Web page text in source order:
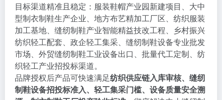
目标渠道精准且稳定：服装鞋帽产业园新建项目、大中
型制衣制鞋生产企业、地方布艺精加工厂区、纺织服装
加工基地、缝纫制鞋产业智能精益技改工程、乡村振兴
纺织轻工配套、政企轻工集采、缝纫制鞋设备专业批发
市场、外贸缝纫制鞋工业设备出口、批量代工定制、纺
织轻工产业招投标渠道。
品牌授权后产品可快速满足纺织供应链入库审核、缝纫
制鞋设备招投标准入、轻工集采门槛、设备质量安全溯